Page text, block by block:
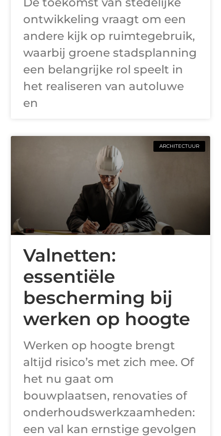
ontwikkeling vraagt om een
andere kijk op ruimtegebruik,
waarbij groene stadsplanning
een belangrijke rol speelt in
het realiseren van autoluwe
en
ARCHITECTUUR
Valnetten:
essentiële
bescherming bij
werken op hoogte
Werken op hoogte brengt
altijd risico’s met zich mee. Of
het nu gaat om
bouwplaatsen, renovaties of
onderhoudswerkzaamheden:
een val kan ernstige gevolgen